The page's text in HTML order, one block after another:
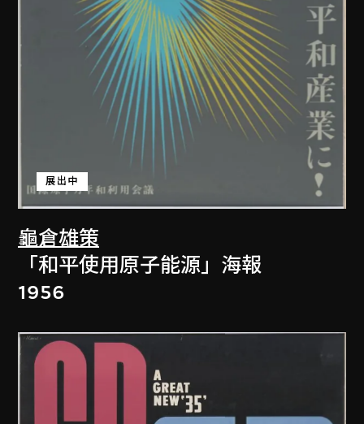
龜倉雄策
展出中
「和平使用原子能源」海報
1956